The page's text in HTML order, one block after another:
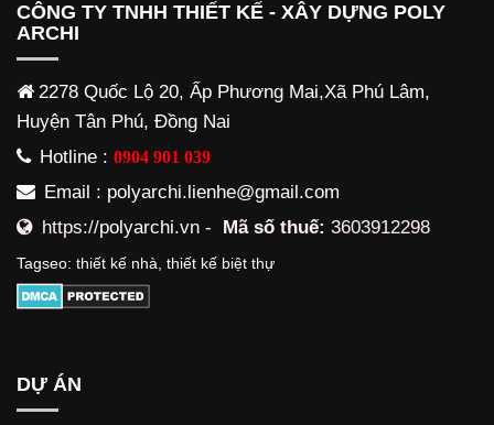
CÔNG TY TNHH THIẾT KẾ - XÂY DỰNG POLY
ARCHI
2278 Quốc Lộ 20, Ấp Phương Mai,Xã Phú Lâm,
Huyện Tân Phú, Đồng Nai
Hotline : 0904 901 039
Email : polyarchi.lienhe@gmail.com
https://polyarchi.vn - Mã số thuế: 3603912298
Tagseo: thiết kế nhà thiết kế biệt thự
DỰ ÁN